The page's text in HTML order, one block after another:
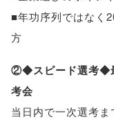
■年功序列ではなく
方
②◆スピード選考◆
考会
当日内で一次選考